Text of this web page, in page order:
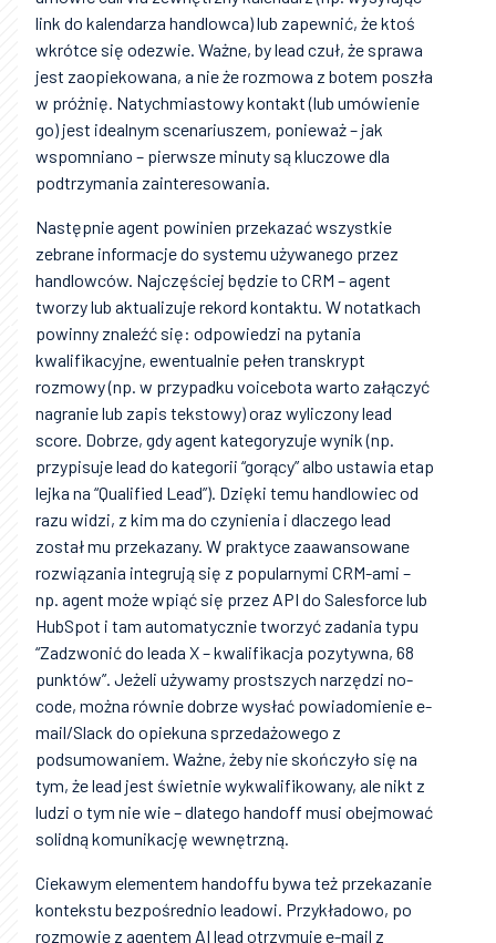
link do kalendarza handlowca) lub zapewnić, że ktoś
wkrótce się odezwie. Ważne, by lead czuł, że sprawa
jest zaopiekowana, a nie że rozmowa z botem poszła
w próżnię. Natychmiastowy kontakt (lub umówienie
go) jest idealnym scenariuszem, ponieważ – jak
wspomniano – pierwsze minuty są kluczowe dla
podtrzymania zainteresowania.
Następnie agent powinien przekazać wszystkie
zebrane informacje do systemu używanego przez
handlowców. Najczęściej będzie to CRM – agent
tworzy lub aktualizuje rekord kontaktu. W notatkach
powinny znaleźć się: odpowiedzi na pytania
kwalifikacyjne, ewentualnie pełen transkrypt
rozmowy (np. w przypadku voicebota warto załączyć
nagranie lub zapis tekstowy) oraz wyliczony lead
score. Dobrze, gdy agent kategoryzuje wynik (np.
przypisuje lead do kategorii “gorący” albo ustawia etap
lejka na “Qualified Lead”). Dzięki temu handlowiec od
razu widzi, z kim ma do czynienia i dlaczego lead
został mu przekazany. W praktyce zaawansowane
rozwiązania integrują się z popularnymi CRM-ami –
np. agent może wpiąć się przez API do Salesforce lub
HubSpot i tam automatycznie tworzyć zadania typu
“Zadzwonić do leada X – kwalifikacja pozytywna, 68
punktów”. Jeżeli używamy prostszych narzędzi no-
code, można równie dobrze wysłać powiadomienie e-
mail/Slack do opiekuna sprzedażowego z
podsumowaniem. Ważne, żeby nie skończyło się na
tym, że lead jest świetnie wykwalifikowany, ale nikt z
ludzi o tym nie wie – dlatego handoff musi obejmować
solidną komunikację wewnętrzną.
Ciekawym elementem handoffu bywa też przekazanie
kontekstu bezpośrednio leadowi. Przykładowo, po
rozmowie z agentem AI lead otrzymuje e-mail z